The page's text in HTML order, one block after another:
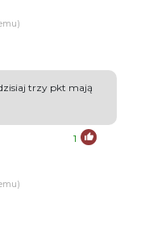
trzy pkt mają
1